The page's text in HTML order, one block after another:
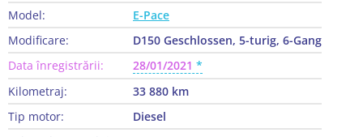
Model:
E-Pace
Modificare:
D150 Geschlossen, 5-turig, 6-Gang
Data înregistrării:
28/01/2021
Kilometraj:
33 880 km
Tip motor:
Diesel